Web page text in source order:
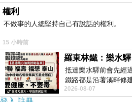
話就畫在圈裏...
街道上有許多悲歡離合風花雪月....
放下那四菜一湯 相思果，相思茶，相思餃，
下午茶你也點煮魂湯，燉魄茶，思樂冰，
黑夜哈哈
無邊無際蔓延到無窮無盡圈在秋風裡!
權利
不做事的人總堅持自己有說話的權利。
15 小時前
羅東林鐵：樂水驛
抵達樂水驛前會先經
鐵路都是沿著溪畔修
但因與臺鐵集集線車
2026-08-07